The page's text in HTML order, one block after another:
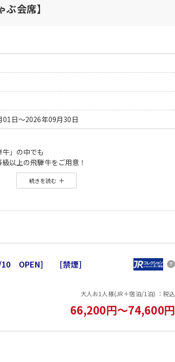
会席】
01日～2026年09月30日
」の中でも
以上の飛騨牛をご用意！
出汁のすきしゃぶがメインの会席。
翌朝5：00〜10：00 ※男女入替制
せ。
しております。
続きを読む
10 OPEN] [禁煙]
大人お1人様(JR＋宿泊/1泊) ：税込
66,200円～74,600円